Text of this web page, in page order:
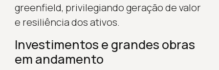
greenfield, privilegiando geração de valor
e resiliência dos ativos.
Investimentos e grandes obras
em andamento